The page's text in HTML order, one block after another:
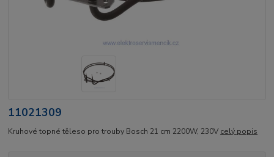
11021309
Kruhové topné těleso pro trouby Bosch 21 cm 2200W, 230V celý popis